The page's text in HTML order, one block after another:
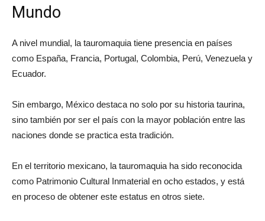
Mundo
A nivel mundial, la tauromaquia tiene presencia en países
como España, Francia, Portugal, Colombia, Perú, Venezuela y
Ecuador.
Sin embargo, México destaca no solo por su historia taurina,
sino también por ser el país con la mayor población entre las
naciones donde se practica esta tradición.
En el territorio mexicano, la tauromaquia ha sido reconocida
como Patrimonio Cultural Inmaterial en ocho estados, y está
en proceso de obtener este estatus en otros siete.